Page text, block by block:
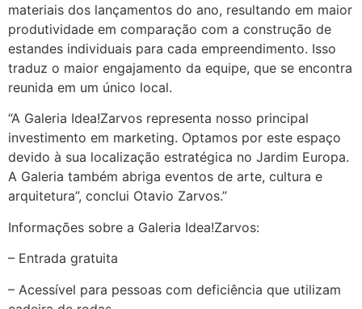
materiais dos lançamentos do ano, resultando em maior
produtividade em comparação com a construção de
estandes individuais para cada empreendimento. Isso
traduz o maior engajamento da equipe, que se encontra
reunida em um único local.
“A Galeria Idea!Zarvos representa nosso principal
investimento em marketing. Optamos por este espaço
devido à sua localização estratégica no Jardim Europa.
A Galeria também abriga eventos de arte, cultura e
arquitetura”, conclui Otavio Zarvos.”
Informações sobre a Galeria Idea!Zarvos:
– Entrada gratuita
– Acessível para pessoas com deficiência que utilizam